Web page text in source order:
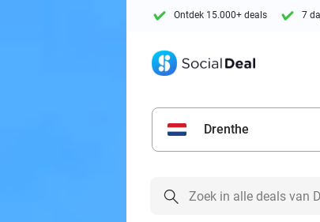
Ontdek 15.000+ deals 7
Drenthe